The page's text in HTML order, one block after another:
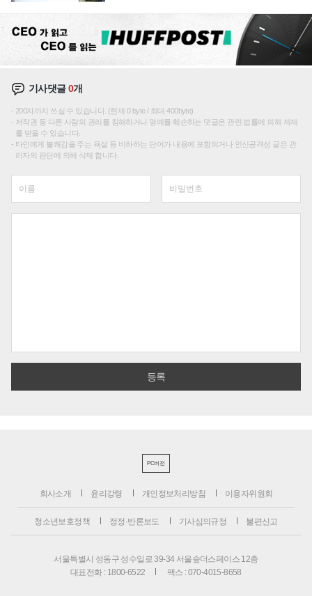
기사댓글0개
200자까지 쓰실 수 있습니다. (현재 0 byte / 최대 400byte)
저작권 등 다른 사람의 권리를 침해하거나 명예를 훼손하는 댓글은 관련 법률에 의해 제재
를 받을 수 있습니다.
타인에게 불쾌감을 주는 욕설 등 비하하는 단어가 내용에 포함되거나 인신공격성 글은 관
리자의 판단에 의해 삭제 합니다.
PC버전
회사소개 윤리강령 개인정보처리방침 이용자위원회
청소년보호정책 정정·반론보도 기사심의규정 불편신고
서울특별시 성동구 성수일로 39-34 서울숲더스페이스 12층
대표전화 : 1800-6522
팩스 : 070-4015-8658